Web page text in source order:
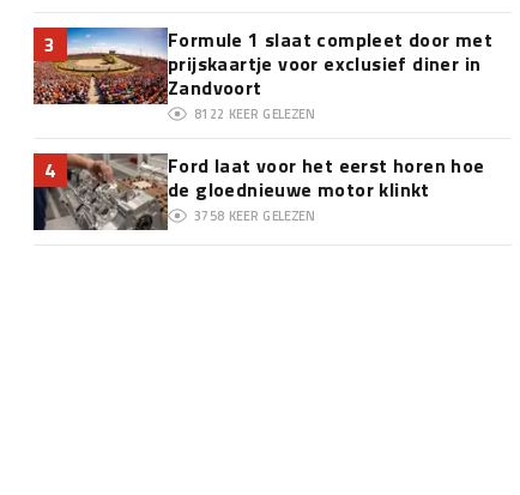
3
Formule 1 slaat compleet door met
prijskaartje voor exclusief diner in
Zandvoort
8122 KEER GELEZEN
4
Ford laat voor het eerst horen hoe
de gloednieuwe motor klinkt
3758 KEER GELEZEN